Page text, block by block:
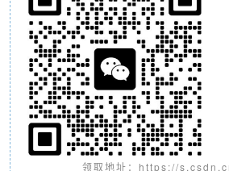
领取地址： https://